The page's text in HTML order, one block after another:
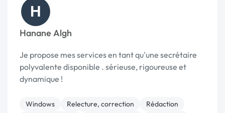
H
Hanane Algh
Je propose mes services en tant qu'une secrétaire
polyvalente disponible . sérieuse, rigoureuse et
dynamique !
Windows Relecture, correction
Rédaction